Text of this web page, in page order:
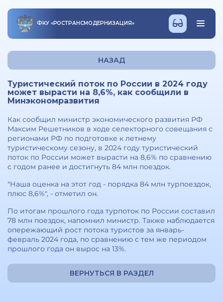
ФКУ «РОСТРАНСМОДЕРНИЗАЦИЯ»
НАЗАД
Туристический поток по России в 2024 году
может вырасти на 8,6%, как сообщили в
Минэкономразвития
Как сообщил министр экономического развития РФ
Максим Решетников в ходе селекторного совещания с
регионами РФ по подготовке к летнему
туристическому сезону, в 2024 году туристический
поток по России может вырасти на 8,6% по сравнению
с годом ранее и достигнуть 84 млн поездок.
"Наша оценка на этот год - порядка 84 млн турпоездок,
плюс 8,6%", - отметил он.
По итогам прошлого года турпоток по России составил
78 млн поездок, напомнил министр. Также наблюдается
опережающий рост потока туристов за январь-
февраль 2024 года, по сравнению с тем же периодом
прошлого года он вырос на 13%.
ВЕРНУТЬСЯ В РАЗДЕЛ